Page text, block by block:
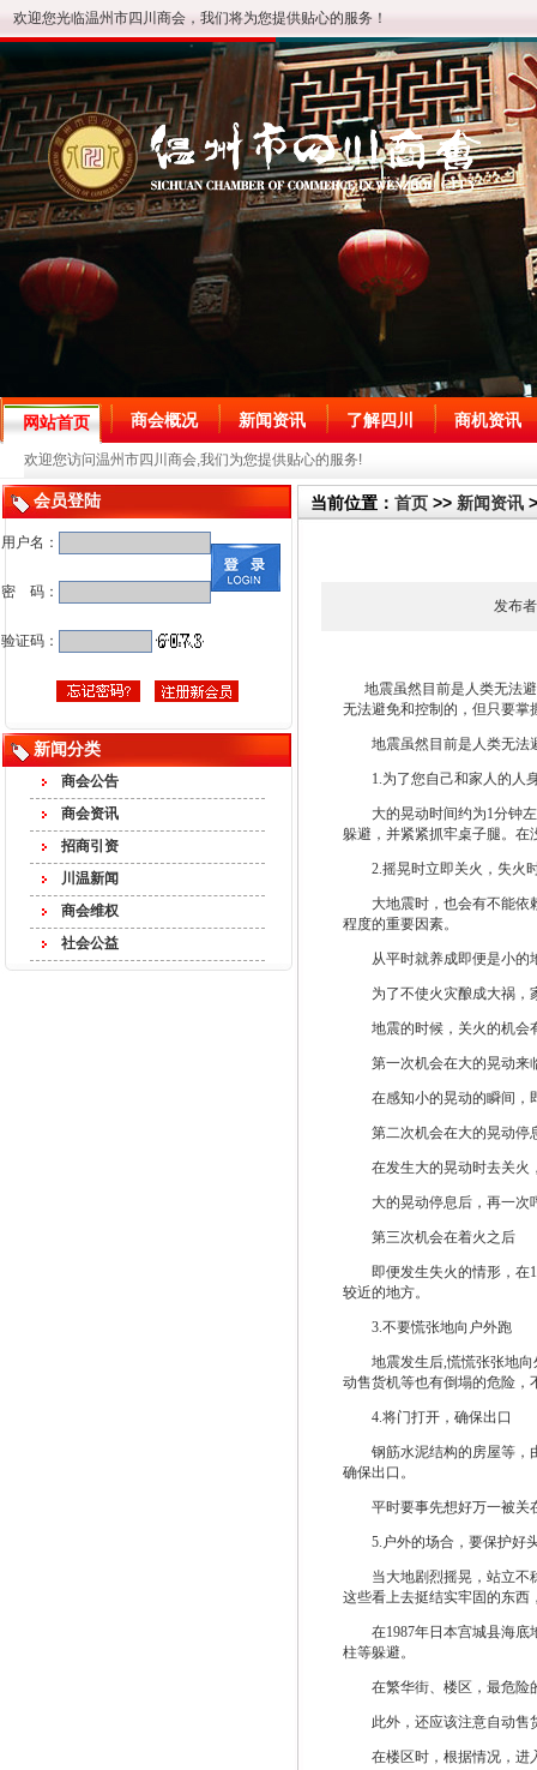
欢迎您光临温州市四川商会，我们将为您提供贴心的服务！
网站首页
欢迎您访问温州市四川商会,我们为您提供贴心的服务!
商会概况 新闻资讯 了解四川 商机资讯
会员登陆
用户名：
密 码：
验证码：
新闻分类
商会公告
商会资讯
招商引资
川温新闻
商会维权
社会公益
当前位置： 首页 >> 新闻资讯
发布
地震虽然目前是人类无法避
无法避免和控制的，但只要掌
地震虽然目前是人类无法避
1.为了您自己和家人的人身
大的晃动时间约为1分钟左
躲避，并紧紧抓牢桌子腿。在
2.摇晃时立即关火，失火
大地震时，也会有不能依赖
程度的重要因素。
从平时就养成即便是小的
为了不使火灾酿成大祸，家
地震的时候，关火的机会
第一次机会在大的晃动来
在感知小的晃动的瞬间，即
第二次机会在大的晃动停
在发生大的晃动时去关火，
大的晃动停息后，再一次
第三次机会在着火之后
即便发生失火的情形，在1-
较近的地方。
3.不要慌张地向户外跑
地震发生后,慌慌张张地向
动售货机等也有倒塌的危险，
4.将门打开，确保出口
钢筋水泥结构的房屋等，由
确保出口。
平时要事先想好万一被关
5.户外的场合，要保护好
当大地剧烈摇晃，站立不稳
这些看上去挺结实牢固的东西
在1987年日本宫城县海底
柱等躲避。
在繁华街、楼区，最危险的
此外，还应该注意自动售
在楼区时，根据情况，进